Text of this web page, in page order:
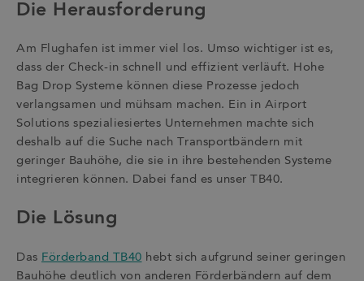
Die Herausforderung
Am Flughafen ist immer viel los. Umso wichtiger ist es,
dass der Check-in schnell und effizient verläuft. Hohe
Bag Drop Systeme können diese Prozesse jedoch
verlangsamen und mühsam machen. Ein in Airport
Solutions spezialiesiertes Unternehmen machte sich
deshalb auf die Suche nach Transportbändern mit
geringer Bauhöhe, die sie in ihre bestehenden Systeme
integrieren können. Dabei fand es unser TB40.
Die Lösung
Das Förderband TB40 hebt sich aufgrund seiner geringen
Bauhöhe deutlich von anderen Förderbändern auf dem